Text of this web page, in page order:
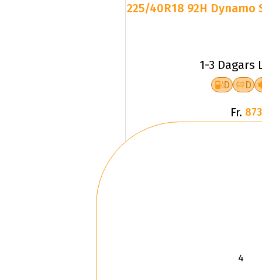
225/40R18 92H Dynamo
1-3 Dagars
D D
Fr.